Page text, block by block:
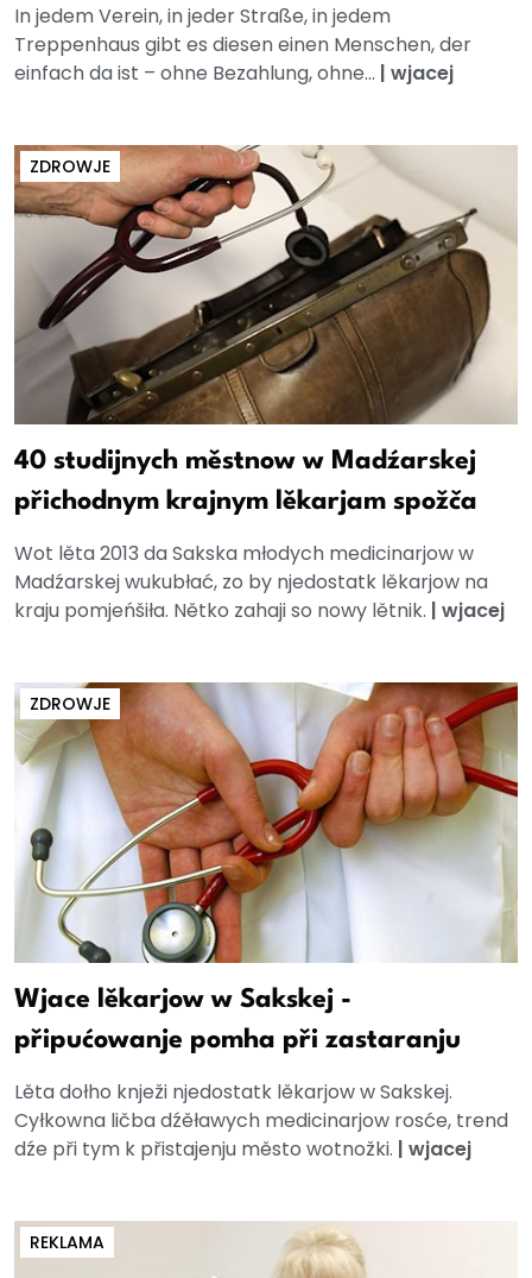
In jedem Verein, in jeder Straße, in jedem
Treppenhaus gibt es diesen einen Menschen, der
einfach da ist – ohne Bezahlung, ohne... | wjacej
ZDROWJE
40 studijnych městnow w Madźarskej
přichodnym krajnym lěkarjam spožča
Wot lěta 2013 da Sakska młodych medicinarjow w
Madźarskej wukubłać, zo by njedostatk lěkarjow na
kraju pomjeńšiła. Nětko zahaji so nowy lětnik. | wjacej
ZDROWJE
Wjace lěkarjow w Sakskej -
připućowanje pomha při zastaranju
Lěta dołho knježi njedostatk lěkarjow w Sakskej.
Cyłkowna ličba dźěławych medicinarjow rosće, trend
dźe při tym k přistajenju město wotnožki. | wjacej
REKLAMA